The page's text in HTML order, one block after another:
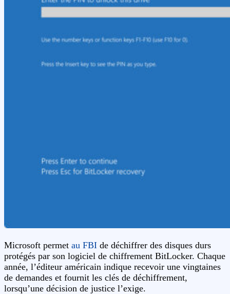
Microsoft permet au FBI de déchiffrer des disques durs
protégés par son logiciel de chiffrement BitLocker. Chaque
année, l’éditeur américain indique recevoir une vingtaines
de demandes et fournit les clés de déchiffrement,
lorsqu’une décision de justice l’exige.